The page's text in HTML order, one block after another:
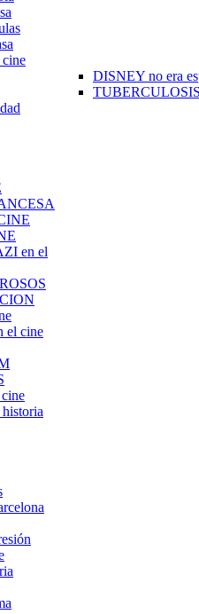
DISNEY no era
en el
el cine